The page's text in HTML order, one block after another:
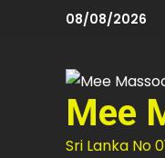
08/08/2026
Mee
Sri Lanka No